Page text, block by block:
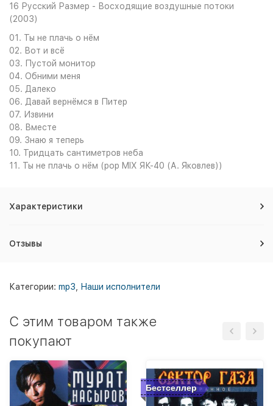
16 Русский Размер - Восходящие воздушные потоки
(2003)
01. Ты не плачь о нём
02. Вот и всё
03. Пустой монитор
04. Обними меня
05. Далеко
06. Давай вернёмся в Питер
07. Извини
08. Вместе
09. Знаю я теперь
10. Тридцать сантиметров неба
11. Ты не плачь о нём (pop MIX ЯК-40 (А. Яковлев))
Характеристики
Отзывы
Категории: mp3 Наши исполнители
C этим товаром также
покупают
Бестселлер